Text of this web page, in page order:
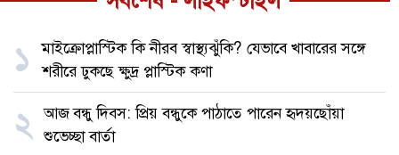
১
মাইক্রোপ্লাস্টিক কি নীরব স্বাস্থ্যঝুঁকি? যেভাবে খাবারের সঙ্গে
শরীরে ঢুকছে ক্ষুদ্র প্লাস্টিক কণা
২ আজ বন্ধু দিবস: প্রিয় বন্ধুকে পাঠাতে পারেন হৃদয়ছোঁয়া
শুভেচ্ছা বার্তা